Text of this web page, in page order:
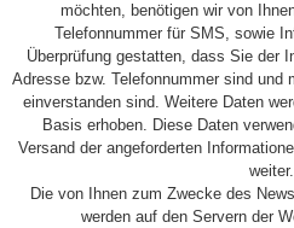
möchten, benötigen wir von
Telefonnummer für SMS, sowie
Überprüfung gestatten, dass Sie der
Adresse bzw. Telefonnummer sind und
einverstanden sind. Weitere Daten
Basis erhoben. Diese Daten
Versand der angeforderten
weiter.
Die von Ihnen zum Zwecke des
werden auf den Servern der